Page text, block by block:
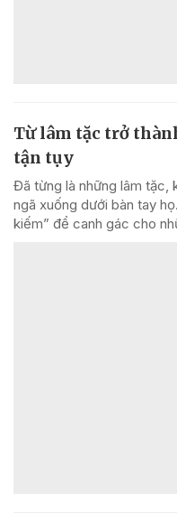
Từ lâm tặc trở
tận tụy
Đã từng là những lâm tặc,
ngã xuống dưới bàn tay
kiếm” để canh gác cho